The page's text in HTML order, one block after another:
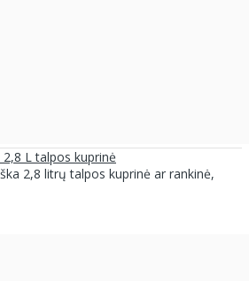
2,8 L talpos kuprinė
2,8 litrų talpos kuprinė ar rankinė,